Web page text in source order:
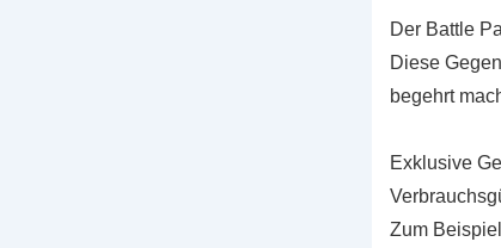
Der Battle
Diese
begehrt
Exklusive
Zum